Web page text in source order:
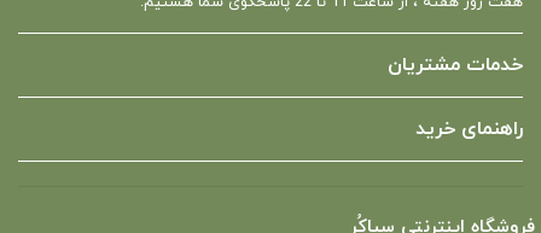
خدمات مشتریان
راهنمای خرید
فروشگاه اینترنتی سیاکُر